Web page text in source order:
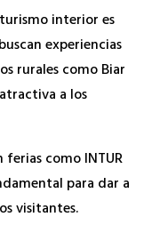
interior es
experiencias
rurales como Biar
a los
como INTUR
para dar a
visitantes.